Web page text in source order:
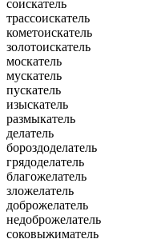
соискатель
трассоискатель
кометоискатель
золотоискатель
москатель
мускатель
пускатель
изыскатель
размыкатель
делатель
бороздоделатель
грядоделатель
благожелатель
зложелатель
доброжелатель
недоброжелатель
соковыжиматель